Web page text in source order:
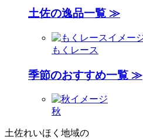
土佐の逸品一覧 ≫
もくレース
季節のおすすめ一覧 ≫
秋
土佐れいほく地域の